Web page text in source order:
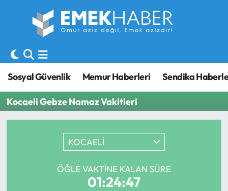
Sosyal Güvenlik Memur Haberleri Sendika
Kocaeli Gebze Namaz Vakitleri
KOCAELİ
ÖĞLE VAKTINE KALAN SÜRE
01:24:47
Sosyal Güvenlik
Sendika
SORU-CEVAP
Hava Durumu
Trafik Durumu
Süper Lig Puan Durumu ve Fikstür
Son Dakika Haberleri
Haber Arşivi